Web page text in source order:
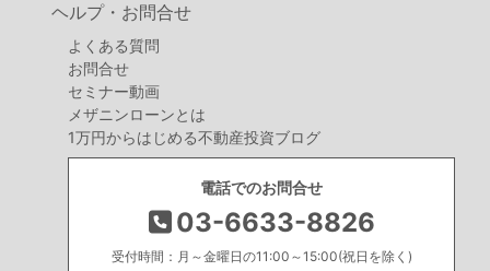
ヘルプ・お問合せ
よくある質問
お問合せ
セミナー動画
メザニンローンとは
1万円からはじめる不動産投資ブログ
電話でのお問合せ
03-6633-8826
受付時間：月～金曜日の11:00～15:00(祝日を除く)